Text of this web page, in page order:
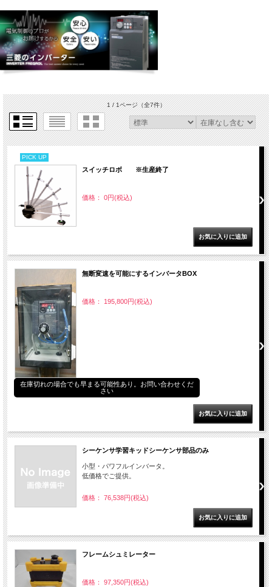
1 / 1ページ（全7件）
PICK UP
スイッチロボ ※生産終了
価格： 0円(税込)
無断変速を可能にするインバータBOX
価格： 195,800円(税込)
在庫切れの場合でも早まる可能性あり。お問い合わせくだ
さい
シーケンサ学習キッドシーケンサ部品のみ
小型・パワフルインバータ。
低価格でご提供。
価格： 76,538円(税込)
フレームシュミレーター
価格： 97,350円(税込)